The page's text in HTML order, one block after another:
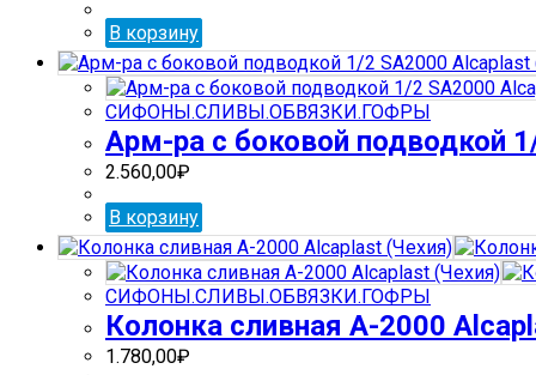
В корзину
СИФОНЫ.СЛИВЫ.ОБВЯЗКИ.ГОФРЫ
Арм-ра с боковой подводкой
2.560,00₽
В корзину
СИФОНЫ.СЛИВЫ.ОБВЯЗКИ.ГОФРЫ
Колонка сливная А-2000
1.780,00₽